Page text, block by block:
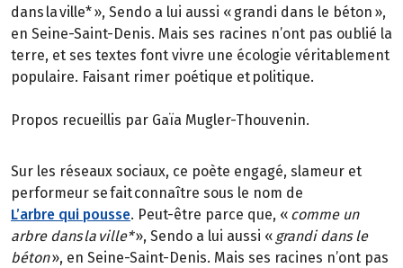
dans la ville* », Sendo a lui aussi « grandi dans le béton »,
en Seine-Saint-Denis. Mais ses racines n’ont pas oublié la
terre, et ses textes font vivre une écologie véritablement
populaire. Faisant rimer poétique et politique.
Propos recueillis par Gaïa Mugler-Thouvenin.
Sur les réseaux sociaux, ce poète engagé, slameur et
performeur se fait connaître sous le nom de
L’arbre qui pousse. Peut-être parce que, « comme un
arbre dans la ville*», Sendo a lui aussi « grandi dans le
béton», en Seine-Saint-Denis. Mais ses racines n’ont pas